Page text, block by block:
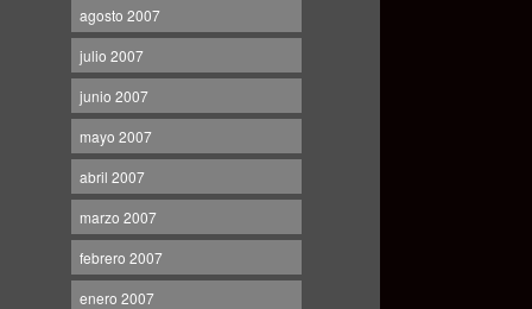
agosto 2007
julio 2007
junio 2007
mayo 2007
abril 2007
marzo 2007
febrero 2007
enero 2007